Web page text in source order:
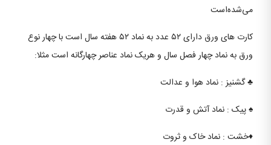
می‌شده‌است
کارت های ورق دارای ۵۲ عدد به نماد ۵۲ هفته سال است با چهار نوع
ورق به نماد چهار فصل سال و هریک نماد عناصر چهارگانه است مثلا:
♣️ گشنیز : نماد هوا و عدالت
♠️ پیک : نماد آتش و قدرت
♦️خشت : نماد خاک و ثروت